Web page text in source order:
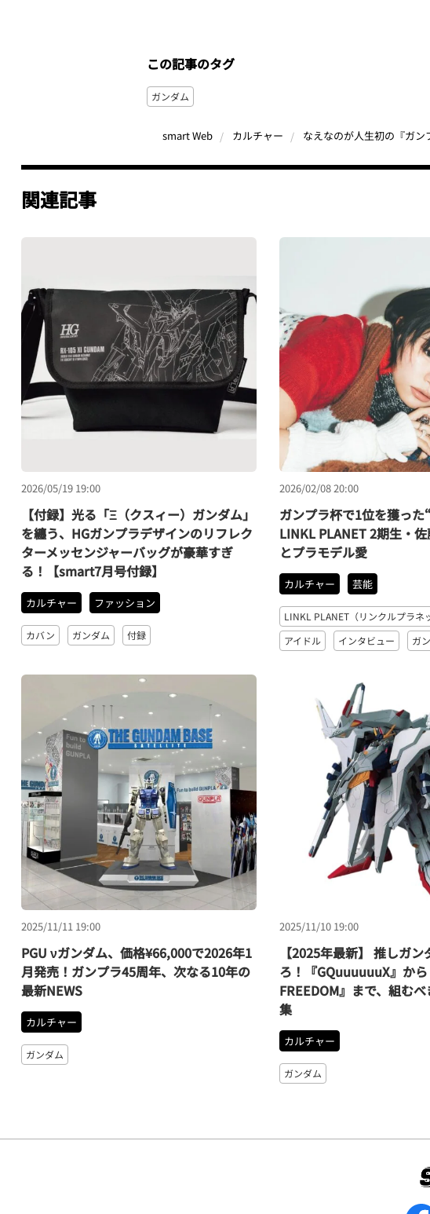
この記事のタグ
ガンダム
smart Web カルチャー なえなのが人生初の『ガ
関連記事
2026/05/19 19:00
【付録】光る「Ξ（クスィー）ガンダム」
を纏う、HGガンプラデザインのリフレク
ターメッセンジャーバッグが豪華すぎ
る！【smart7月号付録】
カルチャー ファッション
カバン ガンダム 付録
2026/02/08 20:00
ガンプラ杯で1位を獲った
LINKL PLANET 2期生・
とプラモデル愛
カルチャー 芸能
LINKL PLANET（リンクルプラネ
アイドル
インタビュー ガ
2025/11/11 19:00
PGU νガンダム、価格¥66,000で2026年1
月発売！ガンプラ45周年、次なる10年の
最新NEWS
カルチャー
ガンダム
2025/11/10 19:00
【2025年最新】 推しガ
ろ！『GQuuuuuuX』から
FREEDOM』まで、組む
集
カルチャー
ガンダム